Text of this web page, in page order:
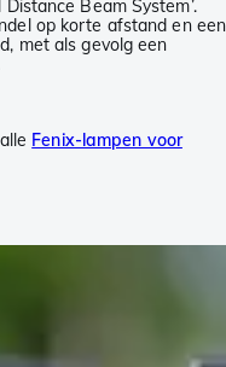
Beam System’.
op korte afstand en een
met als gevolg een
Fenix-lampen voor